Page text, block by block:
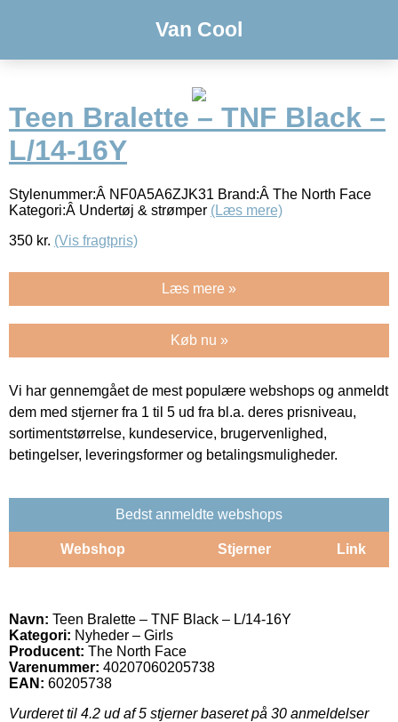
Van Cool
Teen Bralette – TNF Black –
L/14-16Y
Stylenummer:Â NF0A5A6ZJK31 Brand:Â The North Face
Kategori:Â Undertøj & strømper (Læs mere)
350 kr. (Vis fragtpris)
Læs mere »
Køb nu »
Vi har gennemgået de mest populære webshops og anmeldt
dem med stjerner fra 1 til 5 ud fra bl.a. deres prisniveau,
sortimentstørrelse, kundeservice, brugervenlighed,
betingelser, leveringsformer og betalingsmuligheder.
Bedst anmeldte webshops
Webshop Stjerner Link
Navn: Teen Bralette – TNF Black – L/14-16Y
Kategori: Nyheder – Girls
Producent: The North Face
Varenummer: 40207060205738
EAN: 60205738
Vurderet til 4.2 ud af 5 stjerner baseret på 30 anmeldelser